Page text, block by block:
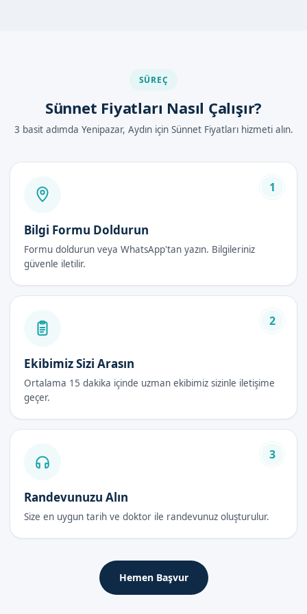
Aydın Yenipazar'de Sünnet Fiyatları
Nasıl Yapılır?
Aydın Yenipazar'de sünnet fiyatları nasıl yapılır diye merak
İşlem, lokal anestezi altında ve uzman doktorlarımız
İşlem adımları如下:
Hasta hazırlığı
Lokal anestezi uygulaması
Sünnet operasyonu
İyileşme sürecinin izlenmesi
Sünnet Fiyatları Avantajları
sağladığı hijyenik ve steril ortam, uzman doktorlarımızın
deneyimi ve bilgisi, ve uygun fiyatlı olması sayılabilir.
Avantajlar如下:
Hijyenik ve steril ortam
Uygun fiyatlı olması
Sünnet Fiyatları Fiyatları 2026
Sünnet fiyatları 2026 yılında da Sünnetçim olarak en uygun
fiyatlarla hizmet vermeye devam ediyoruz. Fiyatlarımız
hakkında bilgi almak için randevu formumuzdan bize
SÜREÇ
Sünnet Fiyatları Nasıl Çalışır?
3 basit adımda Yenipazar, Aydın için Sünnet Fiyatları hizmeti alın.
1
Bilgi Formu Doldurun
Formu doldurun veya WhatsApp'tan yazın. Bilgileriniz
güvenle iletilir.
2
Ekibimiz Sizi Arasın
Ortalama 15 dakika içinde uzman ekibimiz sizinle iletişime
geçer.
3
Randevunuzu Alın
Size en uygun tarih ve doktor ile randevunuz oluşturulur.
Hemen Başvur